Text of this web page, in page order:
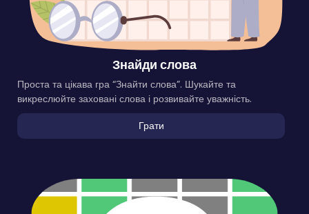
Знайди слова
Проста та цікава гра “Знайти слова”. Шукайте та
викреслюйте заховані слова і розвивайте уважність.
Грати